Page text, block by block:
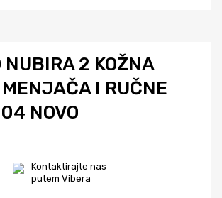
NUBIRA 2 KOŽNA
I RUČNE
NOVO
Kontaktirajte nas
putem Vibera